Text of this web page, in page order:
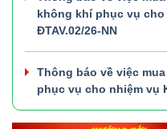
không khí phục vụ cho
ĐTAV.02/26-NN
Thông báo về việc
phục vụ cho nhiệm vụ